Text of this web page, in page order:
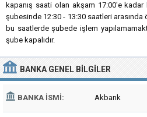
kapanış saati olan akşam 17:00'e
şubesinde 12:30 - 13:30 saatleri arasında
bu saatlerde şubede işlem
şube kapalıdır.
BANKA GENEL BILGILER
BANKA İSMI: Akbank